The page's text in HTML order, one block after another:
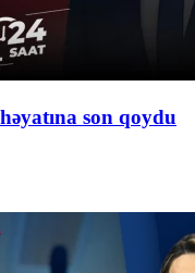
son qoydu